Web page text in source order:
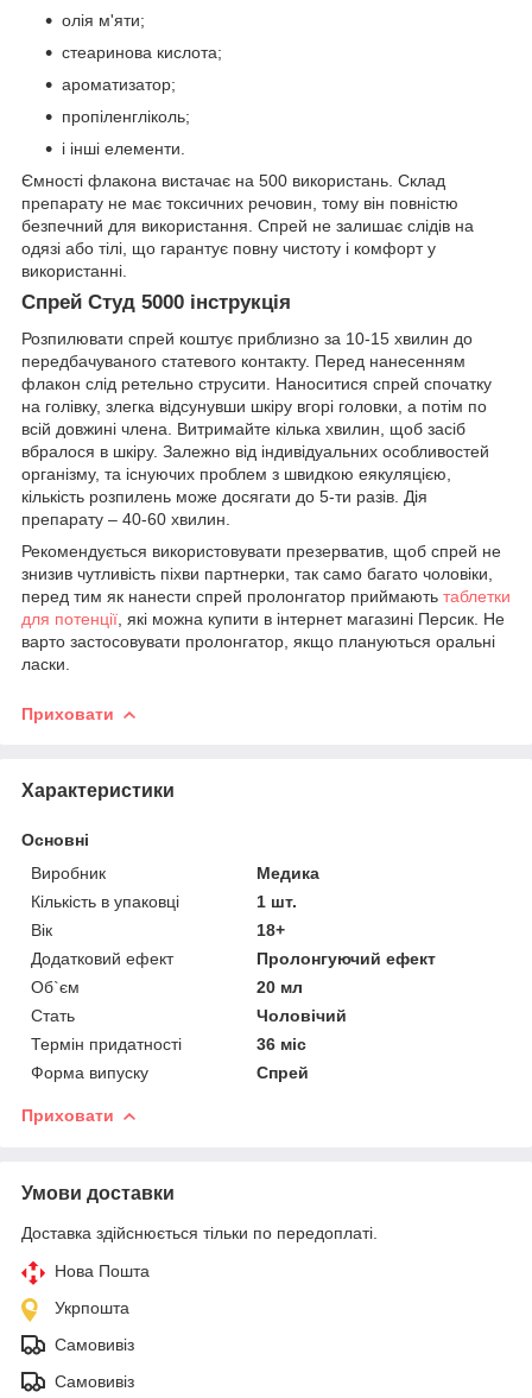
олія м'яти;
стеаринова кислота;
ароматизатор;
пропіленгліколь;
і інші елементи.
Ємності флакона вистачає на 500 використань. Склад
препарату не має токсичних речовин, тому він повністю
безпечний для використання. Спрей не залишає слідів на
одязі або тілі, що гарантує повну чистоту і комфорт у
використанні.
Спрей Студ 5000 інструкція
Розпилювати спрей коштує приблизно за 10-15 хвилин до
передбачуваного статевого контакту. Перед нанесенням
флакон слід ретельно струсити. Наноситися спрей спочатку
на голівку, злегка відсунувши шкіру вгорі головки, а потім по
всій довжині члена. Витримайте кілька хвилин, щоб засіб
вбралося в шкіру. Залежно від індивідуальних особливостей
організму, та існуючих проблем з швидкою еякуляцією,
кількість розпилень може досягати до 5-ти разів. Дія
препарату – 40-60 хвилин.
Рекомендується використовувати презерватив, щоб спрей не
знизив чутливість піхви партнерки, так само багато чоловіки,
перед тим як нанести спрей пролонгатор приймають таблетки
для потенції , які можна купити в інтернет магазині Персик. Не
варто застосовувати пролонгатор, якщо плануються оральні
ласки.
Приховати
Характеристики
Основні
Виробник
Медика
Кількість в упаковці
1 шт.
Вік
18+
Додатковий ефект
Пролонгуючий ефект
Об`єм
20 мл
Стать
Чоловічий
Термін придатності
36 міс
Форма випуску
Спрей
Приховати
Умови доставки
Доставка здійснюється тільки по передоплаті.
Нова Пошта
Укрпошта
Самовивіз
Самовивіз